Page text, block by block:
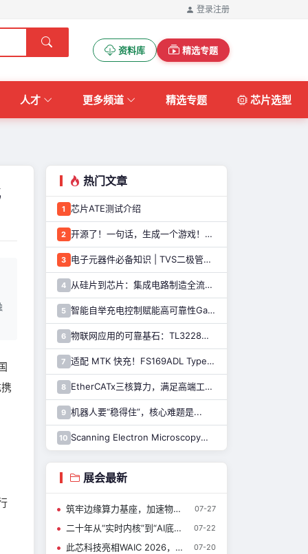
登录注册
资料库 精选专题
人才 更多频道 精选专题 芯片选型
热门文章
1 芯片ATE测试介绍
2 开源了！一句话，生成一个游戏！这个AI游戏机，太好玩了
3 电子元器件必备知识 | TVS二极管的定义、原理、类型和应用优势
4 从硅片到芯片：集成电路制造全流程解析
5 智能自举充电控制赋能高可靠性GaN驱动，纳芯微推出110V半桥驱动芯片NSD2123
6 物联网应用的可靠基石：TL3228内置的硬件安全模块（HSM）详解
7 适配 MTK 快充！FS169ADL Type-A 快充芯片全新上线
8 EtherCATx三核算力，满足高端工业控制！纳芯微发布实时控制MCU/DSP NS800RTA7系列
9 机器人要“稳得住”，核心难题是...
10 Scanning Electron Microscopy扫描电子显微镜介绍（一）
展会最新
筑牢边缘算力基座，加速物理AI落地：恩智浦完整机器人技术生态，来了解一下~ 07-27
二十年从“实时内核”到“AI底座”：RT-Thread睿赛德以AIOS亮相WAIC 定义端侧智能新范式|新闻速递 07-22
此芯科技亮相WAIC 2026，全场景Agentic Compute算力矩阵首秀上海 07-20